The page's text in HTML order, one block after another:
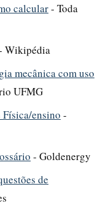
calcular- Toda
Wikipédia
mecânica com uso
UFMG
Física/ensino -
- Goldenergy
de